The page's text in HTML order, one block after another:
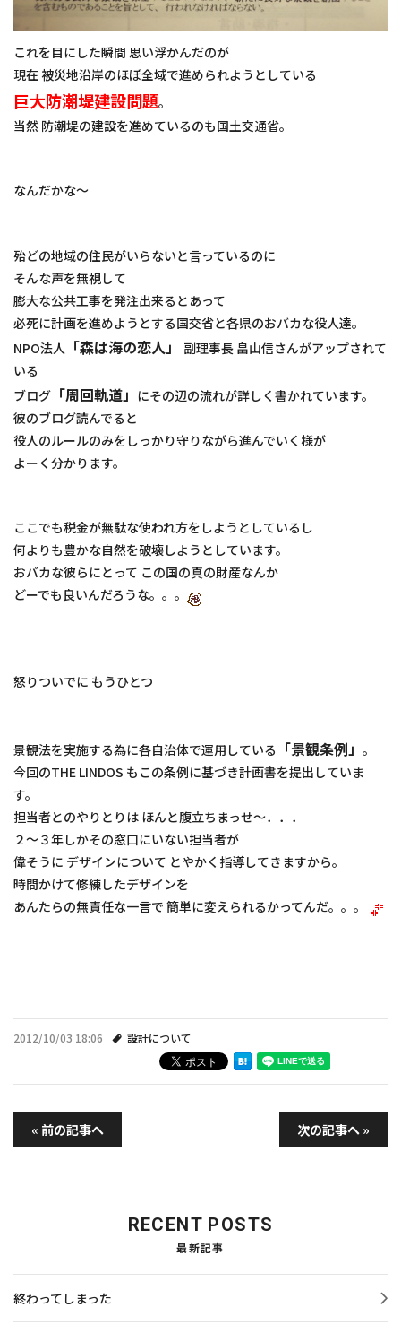
これを目にした瞬間 思い浮かんだのが
現在 被災地沿岸のほぼ全域で進められようとしている
巨大防潮堤建設問題。
当然 防潮堤の建設を進めているのも国土交通省。
なんだかな～
殆どの地域の住民がいらないと言っているのに
そんな声を無視して
膨大な公共工事を発注出来るとあって
必死に計画を進めようとする国交省と各県のおバカな役人達。
NPO法人 「森は海の恋人 」
副理事長 畠山信さんがアップされて
いる
ブログ 「周回軌道」 にその辺の流れが詳しく書かれています。
彼のブログ読んでると
役人のルールのみをしっかり守りながら進んでいく様が
よーく分かります。
ここでも税金が無駄な使われ方をしようとしているし
何よりも豊かな自然を破壊しようとしています。
おバカな彼らにとって この国の真の財産なんか
どーでも良いんだろうな。。。
怒りついでに もうひとつ
景観法を実施する為に各自治体で運用している 「景観条例」 。
今回のTHE LINDOS もこの条例に基づき計画書を提出していま
す。
担当者とのやりとりは ほんと腹立ちまっせ～．．．
２～３年しかその窓口にいない担当者が
偉そうに デザインについて とやかく指導してきますから。
時間かけて修練したデザインを
あんたらの無責任な一言で 簡単に変えられるかってんだ。。。
2012/10/03 18:06 設計について
« 前の記事へ 次の記事へ »
RECENT POSTS
最新記事
終わってしまった